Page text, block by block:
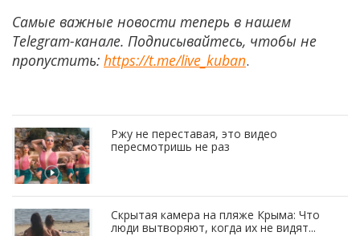
Самые важные новости теперь в нашем
Telegram-канале. Подписывайтесь, чтобы не
пропустить: https://t.me/live_kuban.
Ржу не переставая, это видео
пересмотришь не раз
Скрытая камера на пляже Крыма: Что
люди вытворяют, когда их не видят...